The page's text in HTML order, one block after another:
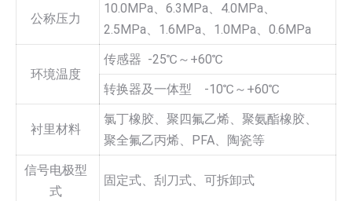
公称压力
10.0MPa、6.3MPa、4.0MPa、
2.5MPa、1.6MPa、1.0MPa、0.6MPa
环境温度
传感器 -25℃～+60℃
转换器及一体型 -10℃～+60℃
衬里材料
氯丁橡胶、聚四氟乙烯、聚氨酯橡胶、
聚全氟乙丙烯、PFA、陶瓷等
信号电极型
式
固定式、刮刀式、可拆卸式